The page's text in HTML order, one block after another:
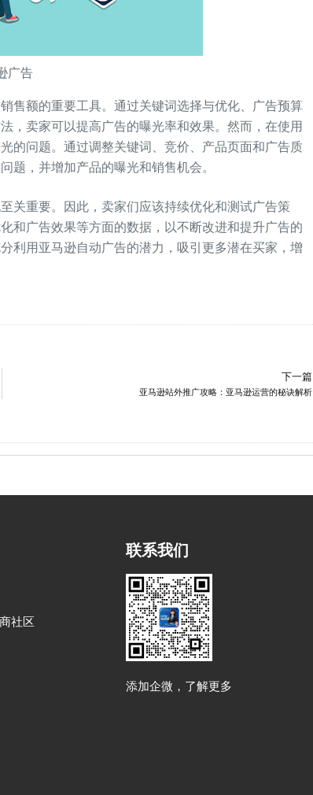
广告
售额的重要工具。通过关键词选择与优化、广告预算
，卖家可以提高广告的曝光率和效果。然而，在使用
的问题。通过调整关键词、竞价、产品页面和广告质
题，并增加产品的曝光和销售机会。
关重要。因此，卖家们应该持续优化和测试广告策
和广告效果等方面的数据，以不断改进和提升广告的
利用亚马逊自动广告的潜力，吸引更多潜在买家，增
下一篇
亚马逊站外推广攻略：亚马逊运营的秘诀解析
社区
联系我们
添加企微，了解更多